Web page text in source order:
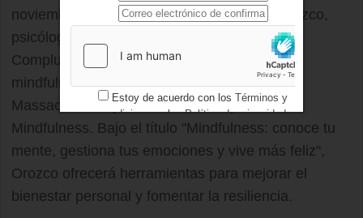
noviembre a las 11:30 horas con Mónica Orozco,
psicóloga licenciada por la Universidad
Complutense deMadride instructora de
mindfulness certificada por la Universidad de
Massachusetts y la Asociación Española de
Mindfulness. Bajo el título "Mindfulness: conoce tu
mente, gestiona tus emociones y vive más feliz",
Orozco ofrecerá herramientas para mejorar el
bienestar personal y fomentar la resiliencia.
Estoy de acuerdo con los Términos y
condicionesy losPolítica de privacidad